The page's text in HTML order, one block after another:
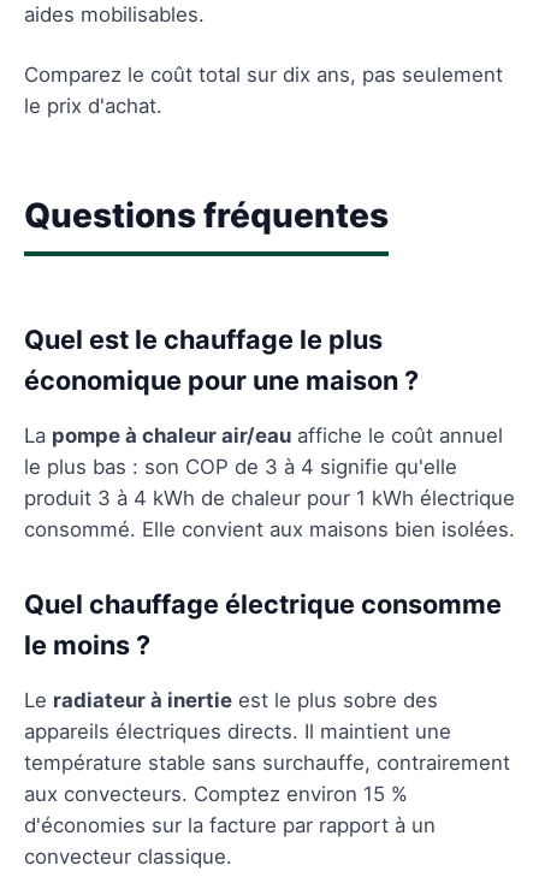
aides mobilisables.
Comparez le coût total sur dix ans, pas seulement
le prix d'achat.
Questions fréquentes
Quel est le chauffage le plus
économique pour une maison ?
La pompe à chaleur air/eau affiche le coût annuel
le plus bas : son COP de 3 à 4 signifie qu'elle
produit 3 à 4 kWh de chaleur pour 1 kWh électrique
consommé. Elle convient aux maisons bien isolées.
Quel chauffage électrique consomme
le moins ?
Le radiateur à inertie est le plus sobre des
appareils électriques directs. Il maintient une
température stable sans surchauffe, contrairement
aux convecteurs. Comptez environ 15 %
d'économies sur la facture par rapport à un
convecteur classique.